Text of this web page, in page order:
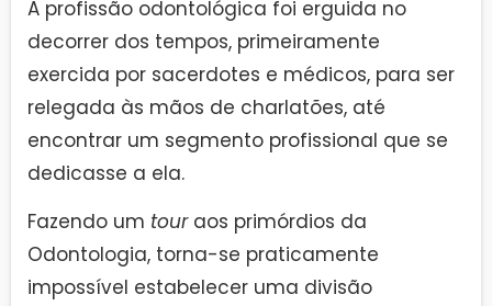
A profissão odontológica foi erguida no
decorrer dos tempos, primeiramente
exercida por sacerdotes e médicos, para ser
relegada às mãos de charlatões, até
encontrar um segmento profissional que se
dedicasse a ela.
Fazendo um touraos primórdios da
Odontologia, torna-se praticamente
impossível estabelecer uma divisão